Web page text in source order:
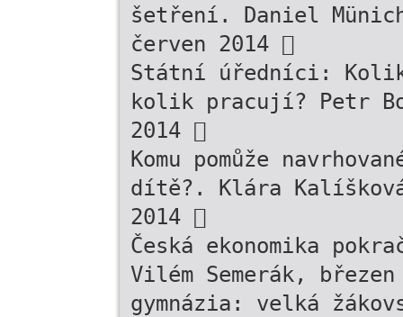
šetření. Daniel
červen 2014 
Státní úředníci:
kolik pracují? Petr
2014 
Komu pomůže
dítě?. Klára
2014 
Česká ekonomika
Vilém Semerák,
gymnázia: velká